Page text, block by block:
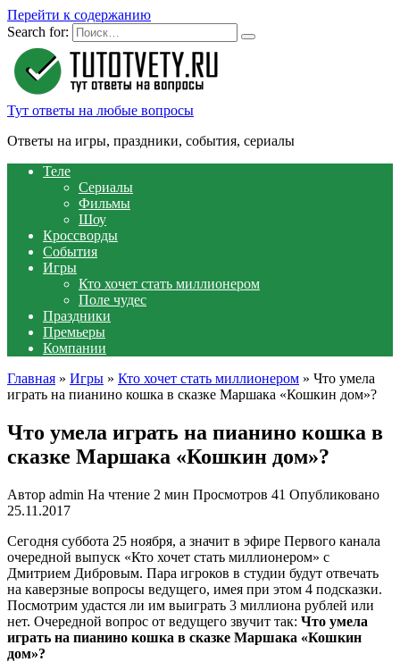
Перейти к содержанию
Search for:
Тут ответы на любые вопросы
Ответы на игры, праздники, события, сериалы
Теле
Сериалы
Фильмы
Шоу
Кроссворды
События
Игры
Кто хочет стать миллионером
Поле чудес
Праздники
Премьеры
Компании
Главная » Игры » Кто хочет стать миллионером » Что умела
играть на пианино кошка в сказке Маршака «Кошкин дом»?
Что умела играть на пианино кошка в
сказке Маршака «Кошкин дом»?
Автор admin На чтение 2 мин Просмотров 41 Опубликовано
25.11.2017
Сегодня суббота 25 ноября, а значит в эфире Первого канала
очередной выпуск «Кто хочет стать миллионером» с
Дмитрием Дибровым. Пара игроков в студии будут отвечать
на каверзные вопросы ведущего, имея при этом 4 подсказки.
Посмотрим удастся ли им выиграть 3 миллиона рублей или
нет. Очередной вопрос от ведущего звучит так: Что умела
играть на пианино кошка в сказке Маршака «Кошкин
дом»?